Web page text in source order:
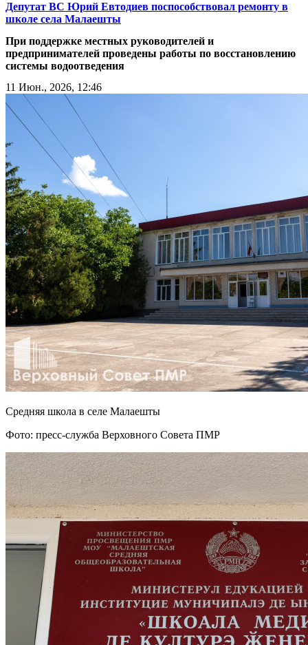
Депутат ВС Юрий Евтодиев поспособствовал ремонту в
школе села Малаешты
При поддержке местных руководителей и
предпринимателей проведены работы по восстановлению
системы водоотведения
11 Июн., 2026, 12:46
Средняя школа в селе Малаешты
Фото: пресс-служба Верховного Совета ПМР